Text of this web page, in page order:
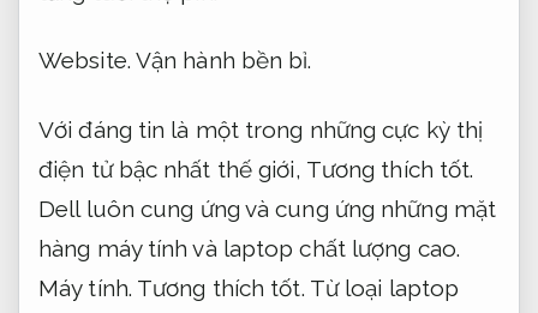
Website. Vận hành bền bỉ.
Với đáng tin là một trong những cực kỳ thị
điện tử bậc nhất thế giới, Tương thích tốt.
Dell luôn cung ứng và cung ứng những mặt
hàng máy tính và laptop chất lượng cao.
Máy tính. Tương thích tốt. Từ loại laptop